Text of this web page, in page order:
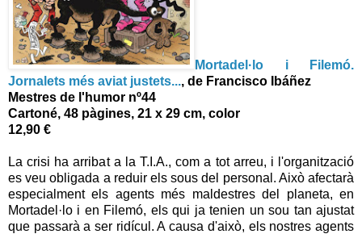
Mortadel·lo i Filemó.
Jornalets més aviat justets..., de Francisco Ibáñez
Mestres de l'humor nº44
Cartoné, 48 pàgines, 21 x 29 cm, color
12,90 €
La crisi ha arribat a la T.I.A., com a tot arreu, i l'organització
es veu obligada a reduir els sous del personal. Això afectarà
especialment els agents més maldestres del planeta, en
Mortadel·lo i en Filemó, els qui ja tenien un sou tan ajustat
que passarà a ser ridícul. A causa d'això, els nostres agents